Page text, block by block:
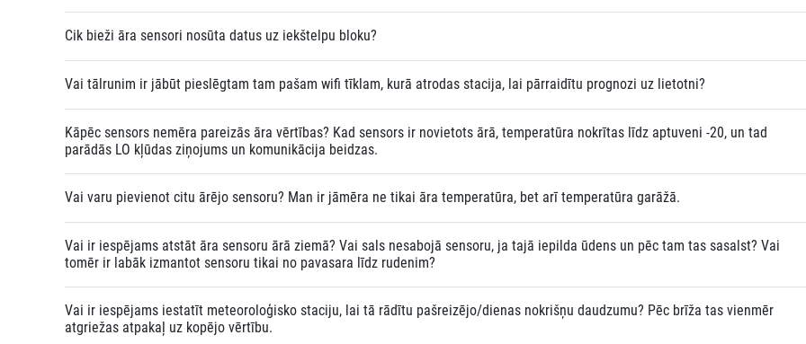
Cik bieži āra sensori nosūta datus uz iekštelpu bloku?
Vai tālrunim ir jābūt pieslēgtam tam pašam wifi tīklam, kurā atrodas stacija, lai pārraidītu prognozi uz lietotni?
Kāpēc sensors nemēra pareizās āra vērtības? Kad sensors ir novietots ārā, temperatūra nokrītas līdz aptuveni -20, un tad
parādās LO kļūdas ziņojums un komunikācija beidzas.
Vai varu pievienot citu ārējo sensoru? Man ir jāmēra ne tikai āra temperatūra, bet arī temperatūra garāžā.
Vai ir iespējams atstāt āra sensoru ārā ziemā? Vai sals nesabojā sensoru, ja tajā iepilda ūdens un pēc tam tas sasalst? Vai
tomēr ir labāk izmantot sensoru tikai no pavasara līdz rudenim?
Vai ir iespējams iestatīt meteoroloģisko staciju, lai tā rādītu pašreizējo/dienas nokrišņu daudzumu? Pēc brīža tas vienmēr
atgriežas atpakaļ uz kopējo vērtību.